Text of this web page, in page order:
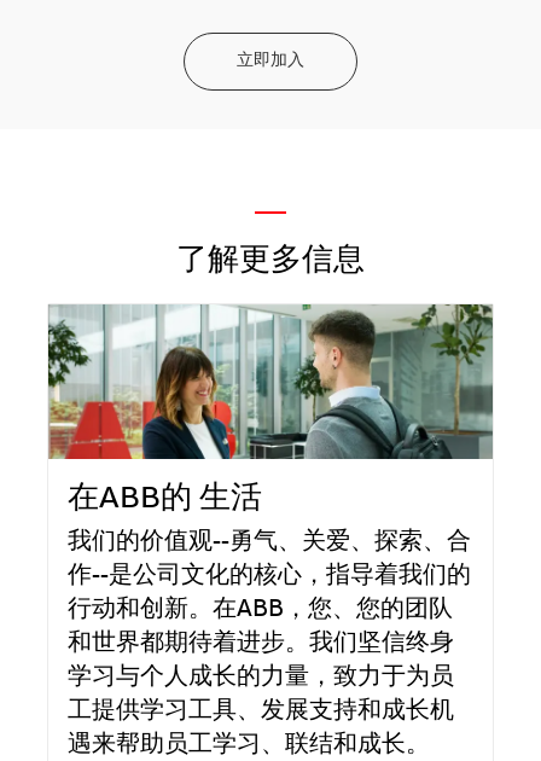
立即加入
—
了解更多信息
在ABB的 生活
我们的价值观--勇气、关爱、探索、合
作--是公司文化的核心，指导着我们的
行动和创新。在ABB，您、您的团队
和世界都期待着进步。我们坚信终身
学习与个人成长的力量，致力于为员
工提供学习工具、发展支持和成长机
遇来帮助员工学习、联结和成长。